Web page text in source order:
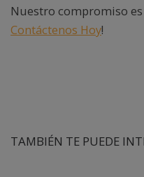
Nuestro compromiso
Contáctenos Hoy!
TAMBIÉN TE PUEDE